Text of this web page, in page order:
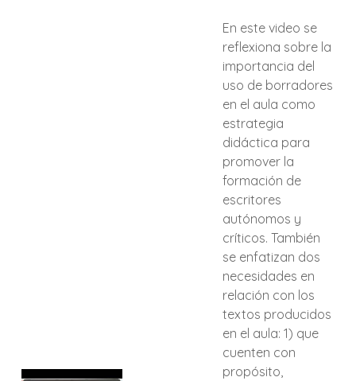
En este video se
reflexiona sobre la
importancia del
uso de borradores
en el aula como
estrategia
didáctica para
promover la
formación de
escritores
autónomos y
críticos. También
se enfatizan dos
necesidades en
relación con los
textos producidos
en el aula: 1) que
cuenten con
propósito,